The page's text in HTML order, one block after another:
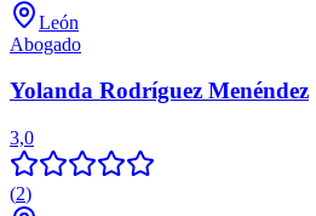
León
Abogado
Yolanda Rodríguez Menéndez
3,0
(2)